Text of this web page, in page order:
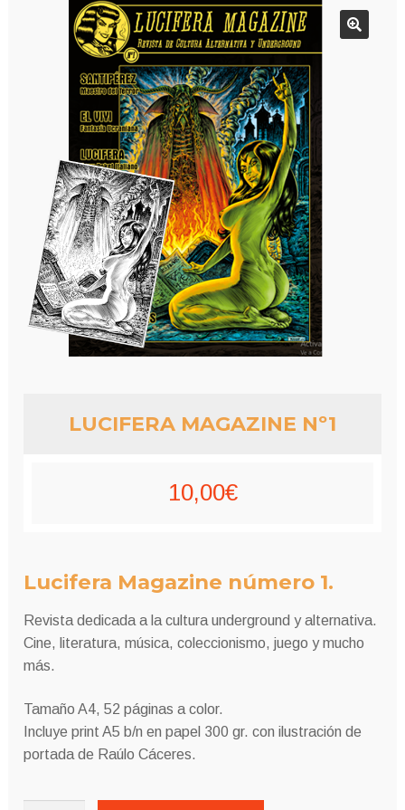
LUCIFERA MAGAZINE Nº1
10,00€
Lucifera Magazine número 1.
Revista dedicada a la cultura underground y alternativa.
Cine, literatura, música, coleccionismo, juego y mucho
más.
Tamaño A4, 52 páginas a color.
Incluye print A5 b/n en papel 300 gr. con ilustración de
portada de Raúlo Cáceres.